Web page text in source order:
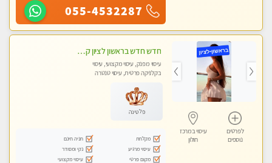
055-4532287
לפרטים
נוספים
עיסוי במרכז
חולון
חדש חדש בראשון לציון קליניקה פרטית לבריאות הגוף לעיסוי מקצועי ומפנק -שעות עבודה -10:00-23:00
עיסוי מפנק, עיסוי מקצועי, עיסוי
בקלניקה פרטית, עיסוי טנטרה
פלטינה
מקלחת
חניה חינם
עיסוי מרגיע
נקי ומסודר
מקום פרטי
עיסוי מקצועי